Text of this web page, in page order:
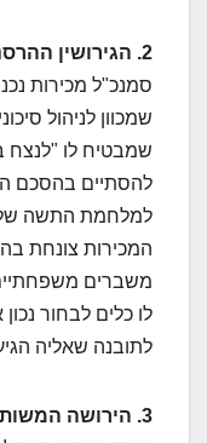
2. הגירושין ההרסניים
סמנכ"ל מכירות
שמכוון לניהול
שמבטיח לו "לנצח
להסתיים בהסכם
למלחמת התשה
המכירות צונחת
משברים
לו כלים לבחור
לתובנה שאליה
3. הירושה המשותקת